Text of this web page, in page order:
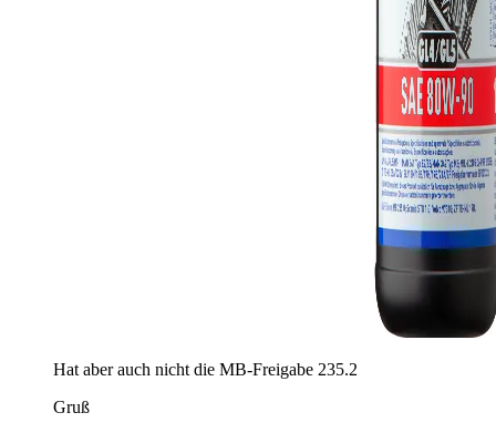
Hat aber auch nicht die MB-Freigabe 235.2
Gruß